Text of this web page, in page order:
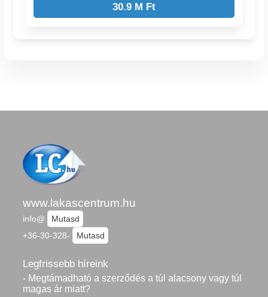
30.9 M Ft
www.lakascentrum.hu
info@
Mutasd
+36-30-328-
Mutasd
Legfrissebb híreink
- Megtámadható a szerződés a túl alacsony vagy túl
magas ár miatt?